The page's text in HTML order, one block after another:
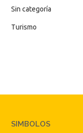
Sin categoría
Turismo
SIMBOLOS